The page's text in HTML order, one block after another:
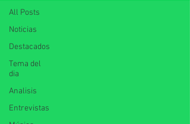
All Posts
Noticias
Destacados
Tema del
dia
Analisis
Entrevistas